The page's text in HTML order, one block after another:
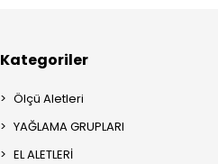
Kategoriler
Ölçü Aletleri
YAĞLAMA GRUPLARI
EL ALETLERİ